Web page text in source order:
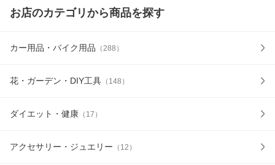
お店のカテゴリから商品を探す
カー用品・バイク用品 （288 ）
花・ガーデン・DIY工具 （ 148 ）
ダイエット・健康 （ 17 ）
アクセサリー・ジュエリー （ 12 ）